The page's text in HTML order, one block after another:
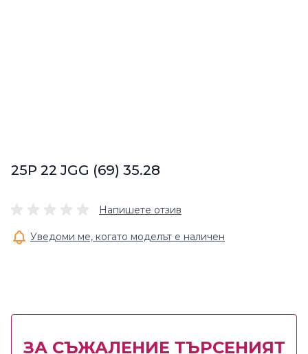
25P 22 JGG (69) 35.28
Напишете отзив
Уведоми ме, когато моделът е наличен
ЗА СЪЖАЛЕНИЕ ТЪРСЕНИЯТ